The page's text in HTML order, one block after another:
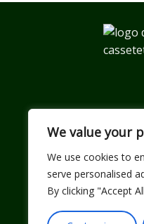
We value your
We use cookies to
serve personalised
By clicking "Accept